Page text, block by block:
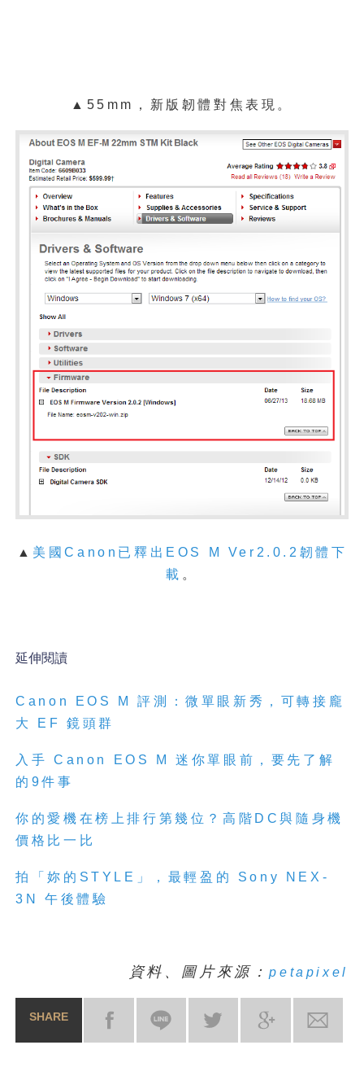
▲55mm，新版韌體對焦表現。
▲ 美國Canon已釋出EOS M Ver2.0.2韌體下
載 。
延伸閱讀
Canon EOS M 評測：微單眼新秀，可轉接龐
大 EF 鏡頭群
入手 Canon EOS M 迷你單眼前，要先了解
的9件事
你的愛機在榜上排行第幾位？高階DC與隨身機
價格比一比
拍「妳的STYLE」，最輕盈的 Sony NEX-
3N 午後體驗
資料、圖片來源：petapixel
SHARE